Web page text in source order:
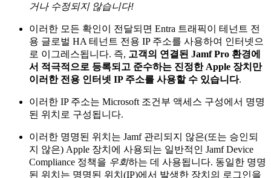
거나 수정되지 않습니다!
이러한 모든 확인이 전달되면 Entra 트래픽이 테넌트 전
용 글로벌 HA 테넌트 전용 IP 주소를 사용하여 인터넷으
로 이그레스됩니다. 즉, 고객의 연결된 Jamf Pro 환경에
서 적극적으로 등록되고 준수하는 진정한 Apple 장치만
이러한 전용 인터넷 IP 주소를 사용할 수 있습니다.
이러한 IP 주소는 Microsoft 조건부 액세스 구성에서 명명
된 위치로 구성됩니다.
이러한 명명된 위치는 Jamf 관리되지 않은(또는 승인되
지 않은) Apple 장치에 사용되는 일반적인 Jamf Device
Compliance 정책을 우회하는 데 사용됩니다. 동일한 명명
된 위치는 명명된 위치(IP)에서 발생한 장치의 로그인을